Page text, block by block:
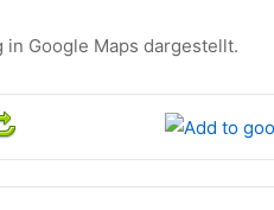
Google Maps dargestellt.